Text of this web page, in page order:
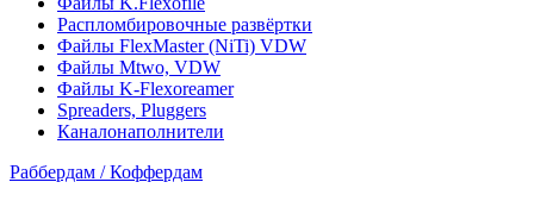
Распломбировочные развёртки
Файлы FlexMaster (NiTi) VDW
Файлы Mtwo, VDW
Файлы K-Flexoreamer
Spreaders, Pluggers
Каналонаполнители
Раббердам / Коффердам